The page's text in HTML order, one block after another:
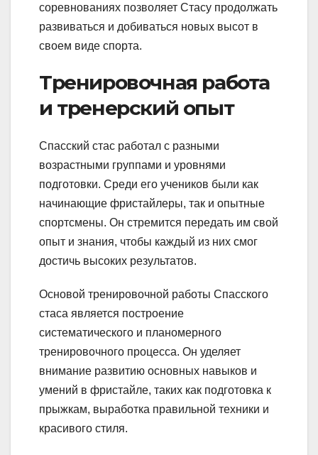
соревнованиях позволяет Стасу продолжать
развиваться и добиваться новых высот в
своем виде спорта.
Тренировочная работа
и тренерский опыт
Спасский стас работал с разными
возрастными группами и уровнями
подготовки. Среди его учеников были как
начинающие фристайлеры, так и опытные
спортсмены. Он стремится передать им свой
опыт и знания, чтобы каждый из них смог
достичь высоких результатов.
Основой тренировочной работы Спасского
стаса является построение
систематического и планомерного
тренировочного процесса. Он уделяет
внимание развитию основных навыков и
умений в фристайле, таких как подготовка к
прыжкам, выработка правильной техники и
красивого стиля.